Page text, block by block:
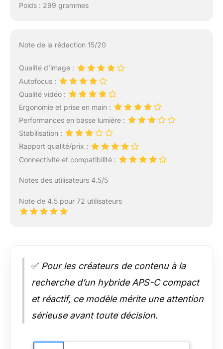
Poids : 299 grammes
Note de la rédaction 15/20
Qualité d’image :
Autofocus :
Qualité vidéo :
Ergonomie et prise en main :
Performances en basse lumière :
Stabilisation :
Rapport qualité/prix :
Connectivité et compatibilité :
Notes des utilisateurs 4.5/5
Note de 4.5 pour 72 utilisateurs
✅ Pour les créateurs de contenu à la
recherche d’un hybride APS-C compact
et réactif, ce modèle mérite une attention
sérieuse avant toute décision.